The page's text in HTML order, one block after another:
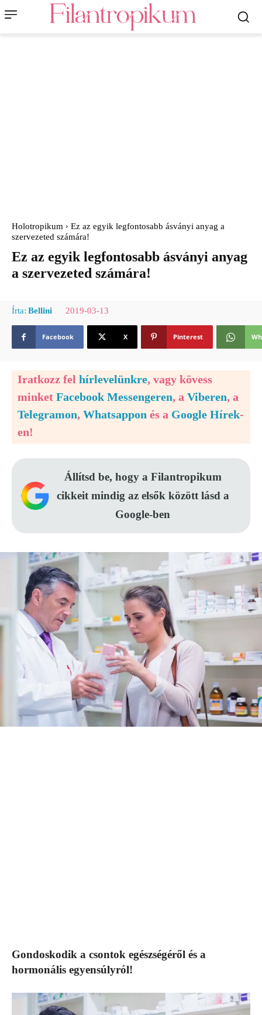
Holotropikum
Ez az egyik legfontosabb ásványi anyag a
szervezeted számára!
Ez az egyik legfontosabb ásványi anyag
a szervezeted számára!
Írta: Bellini 2019-03-13
Facebook X Pinterest
Iratkozz fel hírlevelünkre, vagy kövess
minket Facebook Messengeren, a Viberen, a
Telegramon, Whatsappon és a Google Hírek-
en!
Állítsd be, hogy a Filantropikum
cikkeit mindig az elsők között lásd a
Google-ben
Gondoskodik a csontok egészségéről és a
hormonális egyensúlyról!